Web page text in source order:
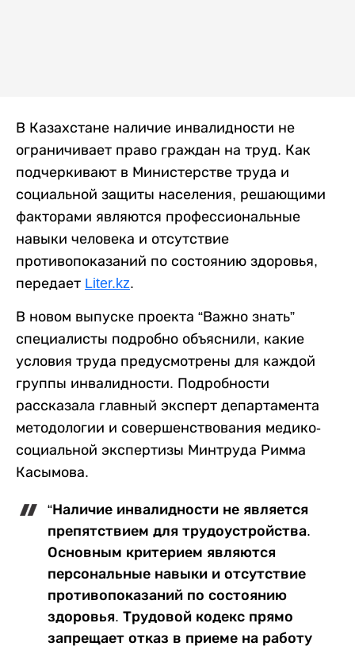
В Казахстане наличие инвалидности не
ограничивает право граждан на труд. Как
подчеркивают в Министерстве труда и
социальной защиты населения, решающими
факторами являются профессиональные
навыки человека и отсутствие
противопоказаний по состоянию здоровья,
передает Liter.kz.
В новом выпуске проекта “Важно знать”
специалисты подробно объяснили, какие
условия труда предусмотрены для каждой
группы инвалидности. Подробности
рассказала главный эксперт департамента
методологии и совершенствования медико-
социальной экспертизы Минтруда Римма
Касымова.
“Наличие инвалидности не является
препятствием для трудоустройства.
Основным критерием являются
персональные навыки и отсутствие
противопоказаний по состоянию
здоровья. Трудовой кодекс прямо
запрещает отказ в приеме на работу